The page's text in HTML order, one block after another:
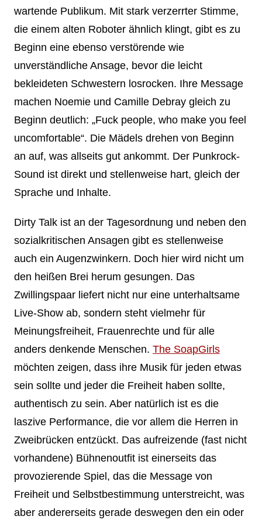
wartende Publikum. Mit stark verzerrter Stimme,
die einem alten Roboter ähnlich klingt, gibt es zu
Beginn eine ebenso verstörende wie
unverständliche Ansage, bevor die leicht
bekleideten Schwestern losrocken. Ihre Message
machen Noemie und Camille Debray gleich zu
Beginn deutlich: „Fuck people, who make you feel
uncomfortable“. Die Mädels drehen von Beginn
an auf, was allseits gut ankommt. Der Punkrock-
Sound ist direkt und stellenweise hart, gleich der
Sprache und Inhalte.
Dirty Talk ist an der Tagesordnung und neben den
sozialkritischen Ansagen gibt es stellenweise
auch ein Augenzwinkern. Doch hier wird nicht um
den heißen Brei herum gesungen. Das
Zwillingspaar liefert nicht nur eine unterhaltsame
Live-Show ab, sondern steht vielmehr für
Meinungsfreiheit, Frauenrechte und für alle
anders denkende Menschen. The SoapGirls
möchten zeigen, dass ihre Musik für jeden etwas
sein sollte und jeder die Freiheit haben sollte,
authentisch zu sein. Aber natürlich ist es die
laszive Performance, die vor allem die Herren in
Zweibrücken entzückt. Das aufreizende (fast nicht
vorhandene) Bühnenoutfit ist einerseits das
provozierende Spiel, das die Message von
Freiheit und Selbstbestimmung unterstreicht, was
aber andererseits gerade deswegen den ein oder